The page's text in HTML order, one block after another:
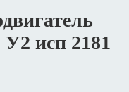
исп 2181